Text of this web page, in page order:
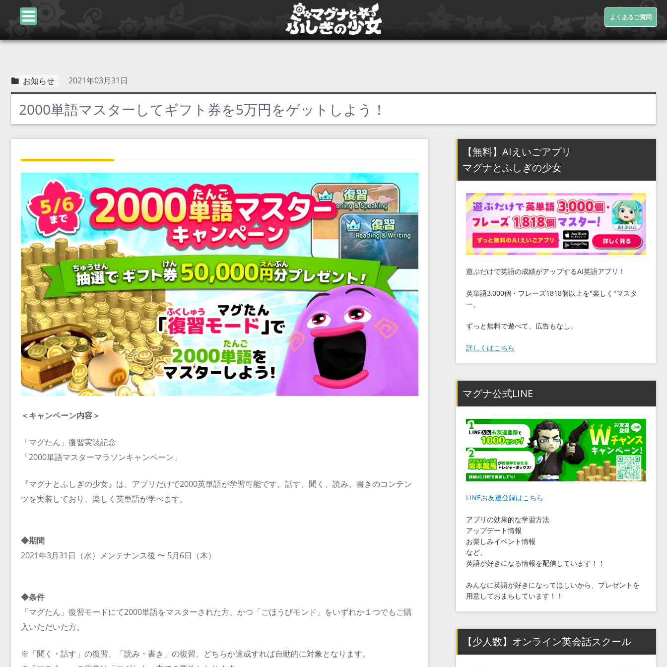
よくあるご質問
お知らせ 2021年03月31日
2000単語マスターしてギフト券を5万円をゲットしよう！
＜キャンペーン内容＞
「マグたん」復習実装記念
「2000単語マスターマラソンキャンペーン」
『マグナとふしぎの少女』は、アプリだけで2000英単語が学習可能です。話す、聞く、読み、書きのコンテン
ツを実装しており、楽しく英単語が学べます。
◆期間
2021年3月31日（水）メンテナンス後 〜 5月6日（木）
◆条件
「マグたん」復習モードにて2000単語をマスターされた方、かつ「ごほうびモンド」をいずれか１つでもご購
入いただいた方。
※「聞く・話す」の復習、「読み・書き」の復習、どちらか達成すれば自動的に対象となります。
【無料】AIえいごアプリ
マグナとふしぎの少女
遊ぶだけで英語の成績がアップするAI英語アプリ！
英単語3,000個・フレーズ1818個以上を"楽しく"マスタ
ー。
ずっと無料で遊べて、広告もなし。
詳しくはこちら
マグナ公式LINE
LINEお友達登録はこちら
アプリの効果的な学習方法
アップデート情報
お楽しみイベント情報
など、
英語が好きになる情報を配信しています！！
みんなに英語が好きになってほしいから、プレゼントを
用意しておまちしています！！
【少人数】オンライン英会話スクール